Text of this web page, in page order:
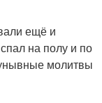
ещё и
на полу и по
молитвы